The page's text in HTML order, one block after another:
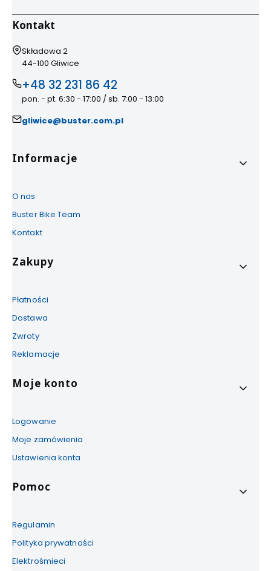
Kontakt
Adres:
Składowa 2
44-100 Gliwice
+48 32 231 86 42
pon. - pt. 6:30 - 17:00 / sb. 7:00 - 13:00
gliwice@buster.com.pl
Linki w stopce
Informacje
O nas
Buster Bike Team
Kontakt
Zakupy
Płatności
Dostawa
Zwroty
Reklamacje
Moje konto
Logowanie
Moje zamówienia
Ustawienia konta
Pomoc
Regulamin
Polityka prywatności
Elektrośmieci